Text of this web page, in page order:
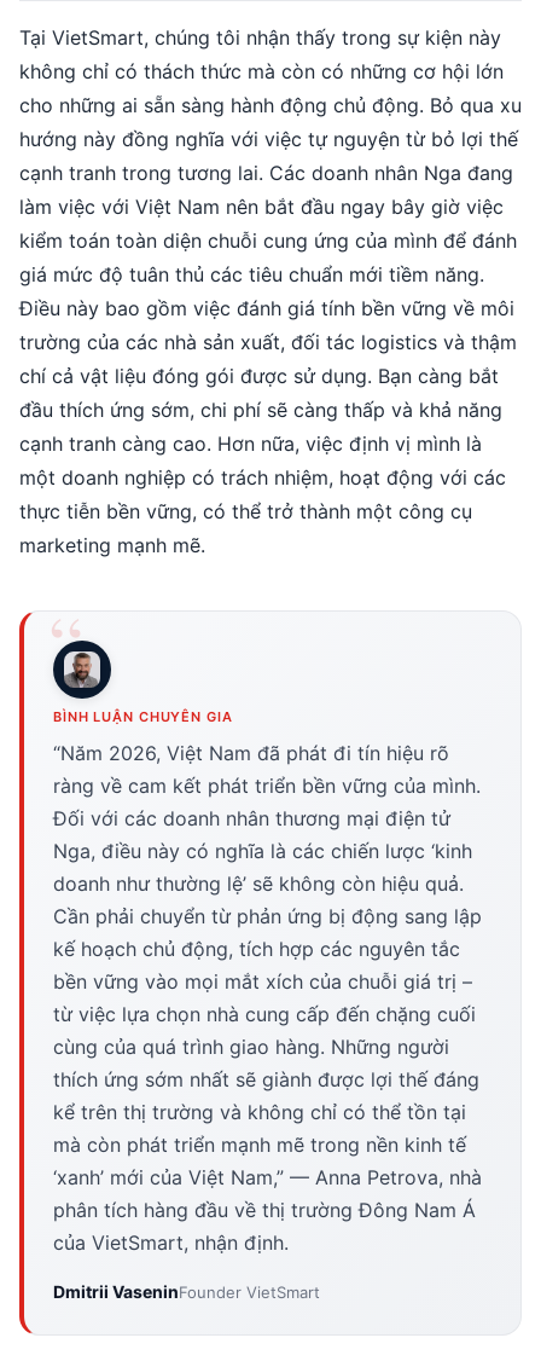
Tại VietSmart, chúng tôi nhận thấy trong sự kiện này
không chỉ có thách thức mà còn có những cơ hội lớn
cho những ai sẵn sàng hành động chủ động. Bỏ qua xu
hướng này đồng nghĩa với việc tự nguyện từ bỏ lợi thế
cạnh tranh trong tương lai. Các doanh nhân Nga đang
làm việc với Việt Nam nên bắt đầu ngay bây giờ việc
kiểm toán toàn diện chuỗi cung ứng của mình để đánh
giá mức độ tuân thủ các tiêu chuẩn mới tiềm năng.
Điều này bao gồm việc đánh giá tính bền vững về môi
trường của các nhà sản xuất, đối tác logistics và thậm
chí cả vật liệu đóng gói được sử dụng. Bạn càng bắt
đầu thích ứng sớm, chi phí sẽ càng thấp và khả năng
cạnh tranh càng cao. Hơn nữa, việc định vị mình là
một doanh nghiệp có trách nhiệm, hoạt động với các
thực tiễn bền vững, có thể trở thành một công cụ
marketing mạnh mẽ.
BÌNH LUẬN CHUYÊN GIA
“Năm 2026, Việt Nam đã phát đi tín hiệu rõ
ràng về cam kết phát triển bền vững của mình.
Đối với các doanh nhân thương mại điện tử
Nga, điều này có nghĩa là các chiến lược ‘kinh
doanh như thường lệ’ sẽ không còn hiệu quả.
Cần phải chuyển từ phản ứng bị động sang lập
kế hoạch chủ động, tích hợp các nguyên tắc
bền vững vào mọi mắt xích của chuỗi giá trị –
từ việc lựa chọn nhà cung cấp đến chặng cuối
cùng của quá trình giao hàng. Những người
thích ứng sớm nhất sẽ giành được lợi thế đáng
kể trên thị trường và không chỉ có thể tồn tại
mà còn phát triển mạnh mẽ trong nền kinh tế
‘xanh’ mới của Việt Nam,” — Anna Petrova, nhà
phân tích hàng đầu về thị trường Đông Nam Á
của VietSmart, nhận định.
Dmitrii VaseninFounder VietSmart